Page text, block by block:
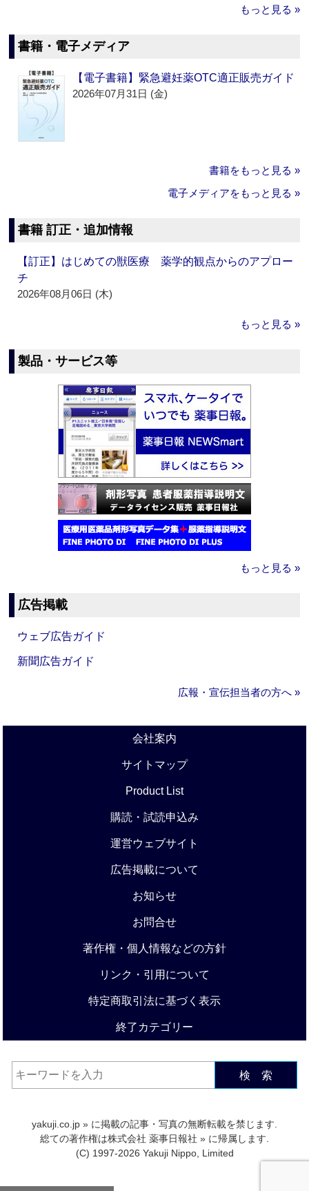
もっと見る »
書籍・電子メディア
【電子書籍】緊急避妊薬OTC適正販売ガイド
2026年07月31日 (金)
書籍をもっと見る »
電子メディアをもっと見る »
書籍 訂正・追加情報
【訂正】はじめての獣医療 薬学的観点からのアプロー
チ
2026年08月06日 (木)
もっと見る »
製品・サービス等
もっと見る »
広告掲載
ウェブ広告ガイド
新聞広告ガイド
広報・宣伝担当者の方へ »
会社案内
サイトマップ
Product List
購読・試読申込み
運営ウェブサイト
広告掲載について
お知らせ
お問合せ
著作権・個人情報などの方針
リンク・引用について
特定商取引法に基づく表示
終了カテゴリー
検 索
yakuji.co.jp » に掲載の記事・写真の無断転載を禁じます.
総ての著作権は株式会社 薬事日報社 » に帰属します.
(C) 1997-2026 Yakuji Nippo, Limited